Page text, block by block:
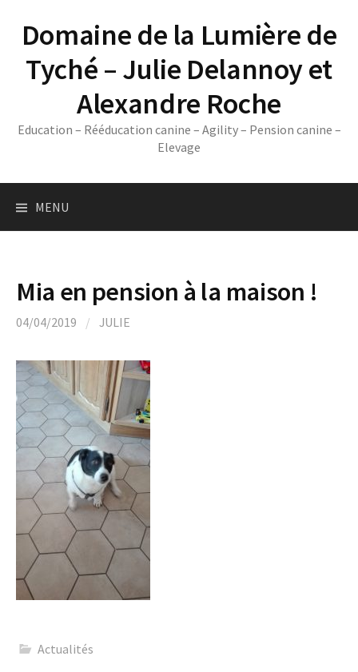
contentDomaine de la Lumière de
Tyché – Julie Delannoy et
Alexandre Roche
Education – Rééducation canine – Agility – Pension canine –
Elevage
MENU
Mia en pension à la maison !
04/04/2019 / JULIE
Actualités